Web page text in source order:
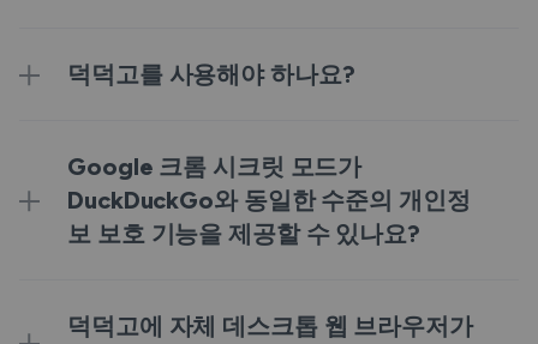
덕덕고를 사용해야 하나요?
Google 크롬 시크릿 모드가
DuckDuckGo와 동일한 수준의 개인정
보 보호 기능을 제공할 수 있나요?
덕덕고에 자체 데스크톱 웹 브라우저가